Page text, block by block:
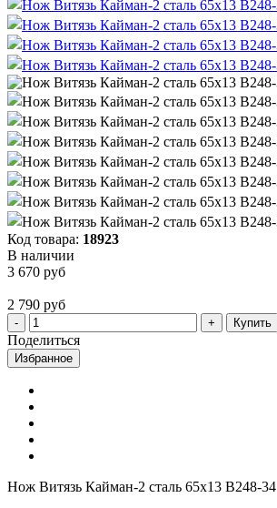
Код товара: 18923
В наличии
3 670 руб
2 790 руб
Купить
Поделиться
Избранное
Нож Витязь Кайман-2 сталь 65х13 B248-34